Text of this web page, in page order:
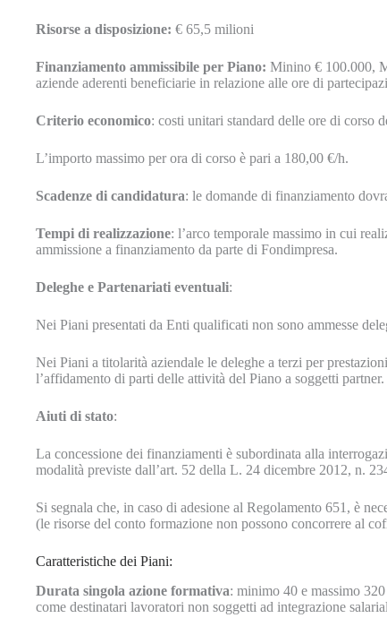
Risorse a disposizione: € 65,5 milioni
Finanziamento ammissibile per Piano: Minino € 100.000,
aziende aderenti beneficiarie in relazione alle ore di
Criterio economico: costi unitari standard delle ore di corso
L’importo massimo per ora di corso è pari a 180,00 €/h.
Scadenze di candidatura: le domande di finanziamento
Tempi di realizzazione: l’arco temporale massimo in cui
ammissione a finanziamento da parte di Fondimpresa.
Deleghe e Partenariati eventuali:
Nei Piani presentati da Enti qualificati non sono ammesse
Nei Piani a titolarità aziendale le deleghe a terzi per
l’affidamento di parti delle attività del Piano a soggetti partner.
Aiuti di stato:
La concessione dei finanziamenti è subordinata alla
modalità previste dall’art. 52 della L. 24 dicembre 2012, n.
Si segnala che, in caso di adesione al Regolamento 651, è
(le risorse del conto formazione non possono concorrere al
Caratteristiche dei Piani:
Durata singola azione formativa: minimo 40 e massimo
come destinatari lavoratori non soggetti ad integrazione